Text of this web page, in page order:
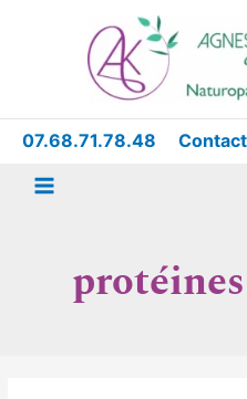
07.68.71.78.48 Contact
Menu